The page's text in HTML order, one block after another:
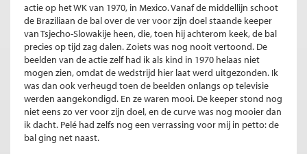
actie op het WK van 1970, in Mexico. Vanaf de middellijn schoot
de Braziliaan de bal over de ver voor zijn doel staande keeper
van Tsjecho-Slowakije heen, die, toen hij achterom keek, de bal
precies op tijd zag dalen. Zoiets was nog nooit vertoond. De
beelden van de actie zelf had ik als kind in 1970 helaas niet
mogen zien, omdat de wedstrijd hier laat werd uitgezonden. Ik
was dan ook verheugd toen de beelden onlangs op televisie
werden aangekondigd. En ze waren mooi. De keeper stond nog
niet eens zo ver voor zijn doel, en de curve was nog mooier dan
ik dacht. Pelé had zelfs nog een verrassing voor mij in petto: de
bal ging net naast.